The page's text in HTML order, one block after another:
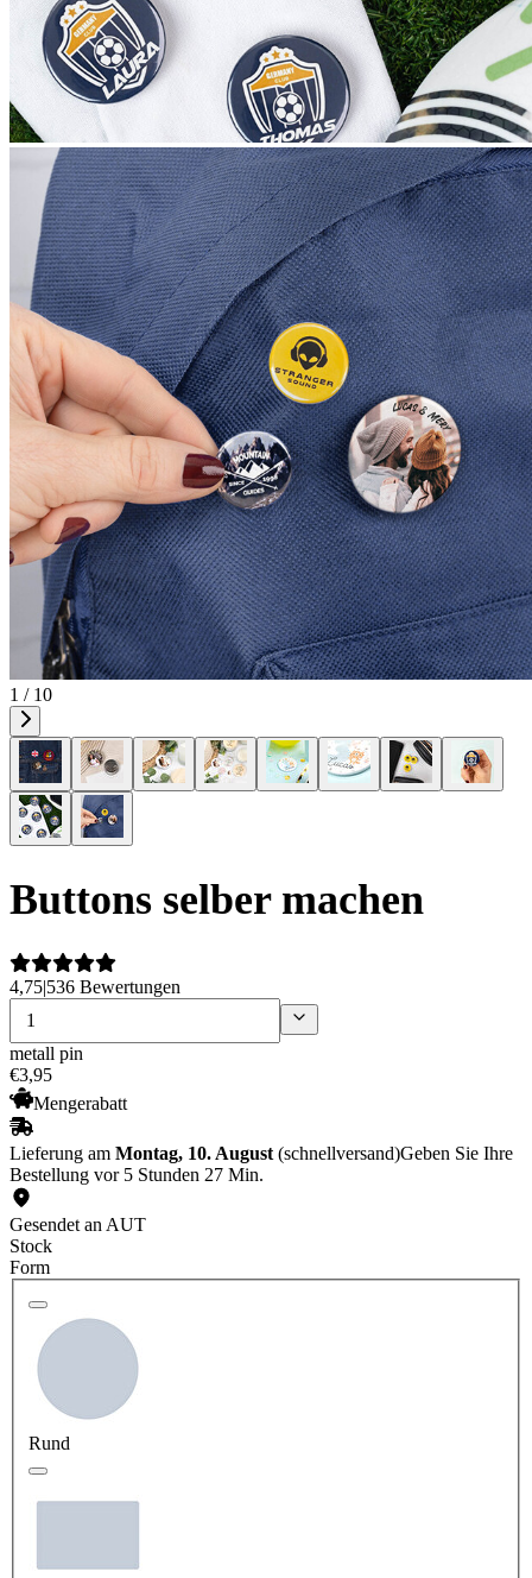
1 / 10
Buttons selber machen
4,75|536 Bewertungen
metall pin
€3,95
Mengerabatt
Lieferung am Montag, 10. August (schnellversand)Geben Sie Ihre
Bestellung vor 5 Stunden 27 Min.
Gesendet an AUT
Stock
Form
Rund